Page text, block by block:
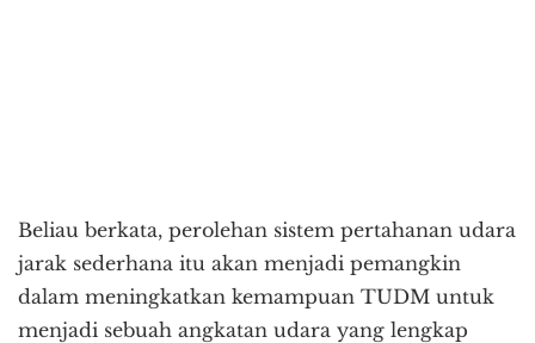
Beliau berkata, perolehan sistem pertahanan udara
jarak sederhana itu akan menjadi pemangkin
dalam meningkatkan kemampuan TUDM untuk
menjadi sebuah angkatan udara yang lengkap